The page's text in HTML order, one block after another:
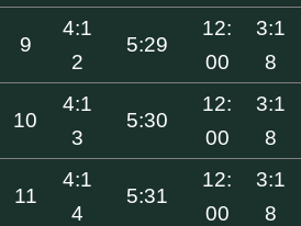
9
4:1
2
5:29
12:
00
3:1
8
10
4:1
3
5:30
12:
00
3:1
8
11
4:1
4
5:31
12:
00
3:1
8